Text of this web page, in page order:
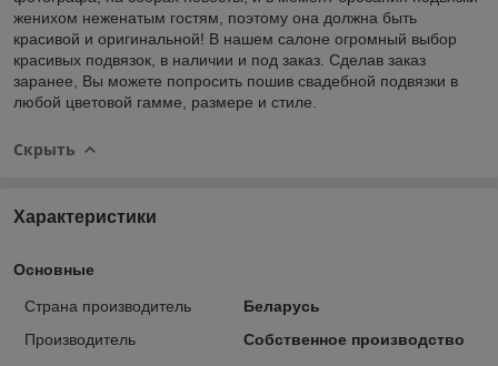
женихом неженатым гостям, поэтому она должна быть
красивой и оригинальной! В нашем салоне огромный выбор
красивых подвязок, в наличии и под заказ. Сделав заказ
заранее, Вы можете попросить пошив свадебной подвязки в
любой цветовой гамме, размере и стиле.
Скрыть
Характеристики
Основные
Страна производитель
Беларусь
Производитель
Собственное производство